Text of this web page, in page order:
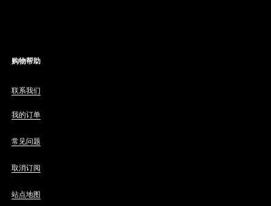
购物帮助
联系我们
我的订单
常见问题
取消订阅
站点地图